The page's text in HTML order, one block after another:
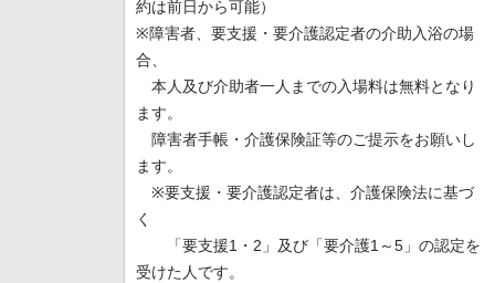
約は前日から可能）
※障害者、要支援・要介護認定者の介助入浴の場
合、
本人及び介助者一人までの入場料は無料となり
ます。
障害者手帳・介護保険証等のご提示をお願いし
ます。
※要支援・要介護認定者は、介護保険法に基づ
く
「要支援1・2」及び「要介護1～5」の認定を
受けた人です。